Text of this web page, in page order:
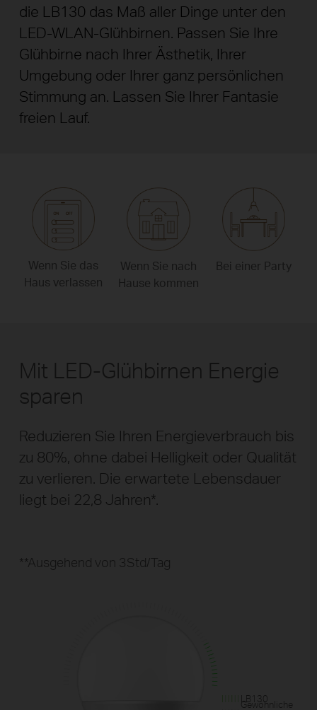
die LB130 das Maß aller Dinge unter den
LED-WLAN-Glühbirnen. Passen Sie Ihre
Glühbirne nach Ihrer Ästhetik, Ihrer
Umgebung oder Ihrer ganz persönlichen
Stimmung an. Lassen Sie Ihrer Fantasie
freien Lauf.
Wenn Sie das
Haus verlassen
Wenn Sie nach
Hause kommen
Bei einer Party
LB130
Gewöhnliche
Mit LED-Glühbirnen Energie
sparen
Reduzieren Sie Ihren Energieverbrauch bis
zu 80%, ohne dabei Helligkeit oder Qualität
zu verlieren. Die erwartete Lebensdauer
liegt bei 22,8 Jahren*.
*Ausgehend von 3Std/Tag